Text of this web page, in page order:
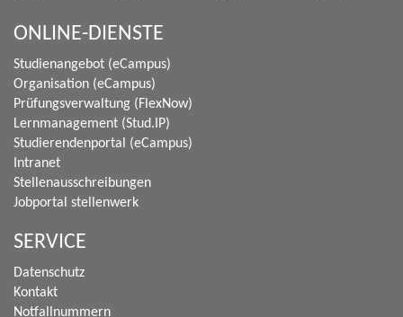
ONLINE-DIENSTE
Studienangebot (eCampus)
Organisation (eCampus)
Prüfungsverwaltung (FlexNow)
Lernmanagement (Stud.IP)
Studierendenportal (eCampus)
Intranet
Stellenausschreibungen
Jobportal stellenwerk
SERVICE
Datenschutz
Kontakt
Notfallnummern